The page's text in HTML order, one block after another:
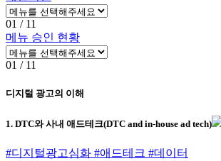
01 / 11
메뉴 승인 현황
01 / 11
디지털 광고의 이해
1. DTC와 사내 애드테크(DTC and in-house ad tech)
#디지털광고심화 #애드테크 #데이터